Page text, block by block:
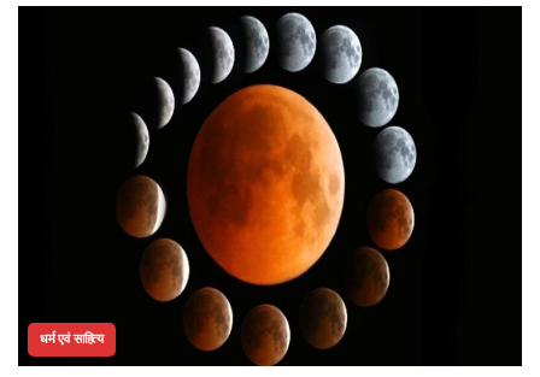
धर्म एवं साहित्य